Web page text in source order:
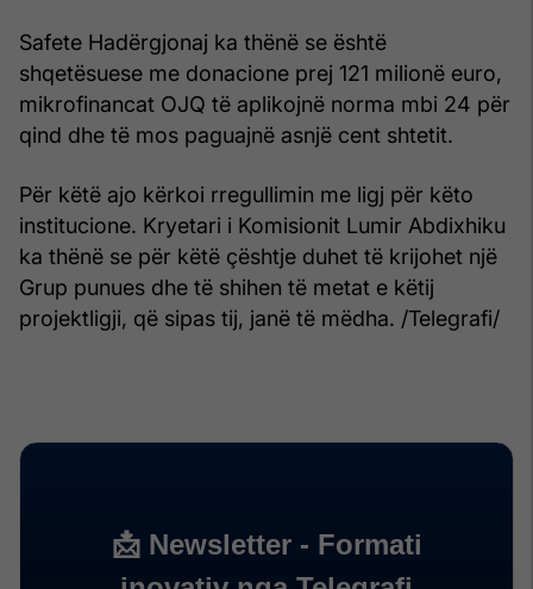
Safete Hadërgjonaj ka thënë se është
shqetësuese me donacione prej 121 milionë euro,
mikrofinancat OJQ të aplikojnë norma mbi 24 për
qind dhe të mos paguajnë asnjë cent shtetit.
Për këtë ajo kërkoi rregullimin me ligj për këto
institucione. Kryetari i Komisionit Lumir Abdixhiku
ka thënë se për këtë çështje duhet të krijohet një
Grup punues dhe të shihen të metat e këtij
projektligji, që sipas tij, janë të mëdha. /Telegrafi/